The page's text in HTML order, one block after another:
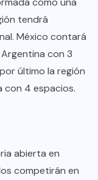
tendrá
México contará
con 3
último la región
con 4 espacios.
abierta en
competirán en